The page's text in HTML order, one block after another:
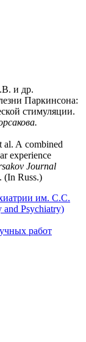
и др.
Паркинсона:
стимуляции.
al. A combined
experience
Journal
(In Russ.)